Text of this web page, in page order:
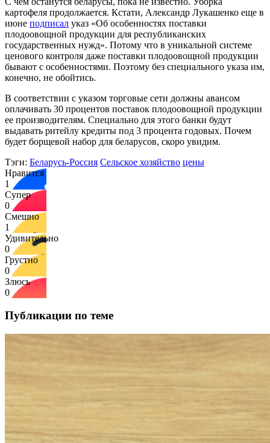
картофеля продолжается. Кстати, Александр Лукашенко еще в
июне подписал указ «Об особенностях поставки
плодоовощной продукции для республиканских
государственных нужд». Потому что в уникальной системе
ценового контроля даже поставки плодоовощной продукции
бывают с особенностями. Поэтому без специального указа им,
конечно, не обойтись.
В соответствии с указом торговые сети должны авансом
оплачивать 30 процентов поставок плодоовощной продукции
ее производителям. Специально для этого банки будут
выдавать ритейлу кредиты под 3 процента годовых. Почем
будет борщевой набор для беларусов, скоро увидим.
Тэги: Беларусь-Россия Сельское хозяйство цены
Нравится
1
Супер
0
Смешно
1
Удивительно
0
Грустно
0
Злюсь
0
Публикации по теме